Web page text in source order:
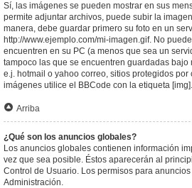
Sí, las imágenes se pueden mostrar en sus
permite adjuntar archivos, puede subir la
manera, debe guardar primero su foto en un
http://www.ejemplo.com/mi-imagen.gif. No
encuentren en su PC (a menos que sea un
tampoco las que se encuentren guardadas
e.j. hotmail o yahoo correo, sitios protegidos
imágenes utilice el BBCode con la etiqueta [img].
Arriba
¿Qué son los anuncios globales?
Los anuncios globales contienen información
vez que sea posible. Éstos aparecerán al
Control de Usuario. Los permisos para
Administración.